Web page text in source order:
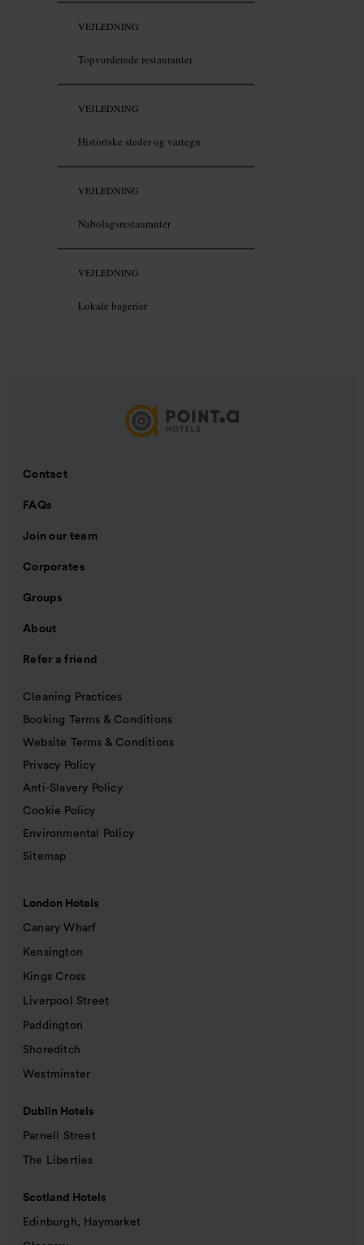
VEJLEDNING
Topvurderede restauranter
VEJLEDNING
Historiske steder og vartegn
VEJLEDNING
Nabolagsrestauranter
VEJLEDNING
Lokale bagerier
Contact
FAQs
Join our team
Corporates
Groups
About
Refer a friend
Cleaning Practices
Booking Terms & Conditions
Website Terms & Conditions
Privacy Policy
Anti-Slavery Policy
Cookie Policy
Environmental Policy
Sitemap
London Hotels
Canary Wharf
Kensington
Kings Cross
Liverpool Street
Paddington
Shoreditch
Westminster
Dublin Hotels
Parnell Street
The Liberties
Scotland Hotels
Edinburgh, Haymarket